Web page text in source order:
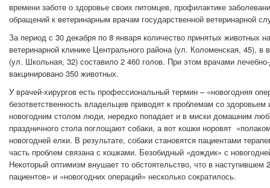
времени заботе о здоровье своих питомцев, профилактике
обращений к ветеринарным врачам государственной ветеринарной
За период с 30 декабря по 8 января количество принятых животных
ветеринарной клинике Центрального района (ул. Коломенская, 45), в
(ул. Школьная, 32) составило 2 460 голов. При этом врачами
вакцинировано 350 животных.
У врачей-хирургов есть профессиональный термин – «новогодняя
безответственность владельцев приводят к проблемам со
новогодним столом люди, нередко попадает и в миски домашним
праздничного стола поглощают собаки, а вот кошки норовят
новогодней елки. В результате, собаки становятся пациентами
часть проблем связана с кошками. Безобидный «дождик» с
Некоторый оптимизм внушает то обстоятельство, что в наступившем
пациентов» и «новогодних операций» несколько сократилось.